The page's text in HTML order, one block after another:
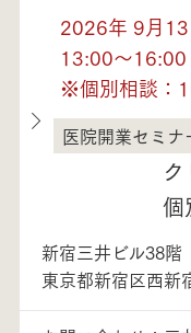
2026年 9月
13:00～16:00
※個別相談：
東京都
医院開業セミナ
個
新宿三井ビル38階
東京都新宿区西新